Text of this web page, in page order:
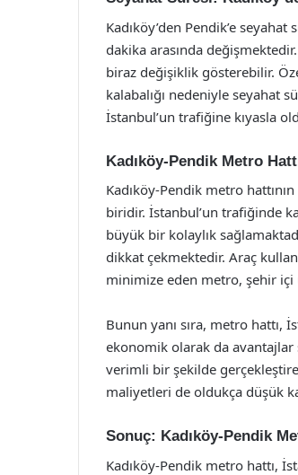
Kadıköy’den Pendik’e
dakika arasında
biraz değişiklik gösterebilir.
kalabalığı nedeniyle seyahat
İstanbul’un trafiğine kıyasla
Kadıköy-Pendik Metro
Kadıköy-Pendik metro
biridir. İstanbul’un trafiğinde
büyük bir kolaylık
dikkat çekmektedir. Araç
minimize eden metro, şehir içi
Bunun yanı sıra, metro hattı,
ekonomik olarak da avantajlar
verimli bir şekilde
maliyetleri de oldukça düşük
Sonuç: Kadıköy-Pendik
Kadıköy-Pendik metro hattı,